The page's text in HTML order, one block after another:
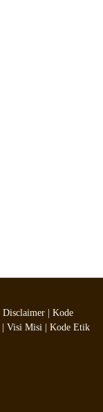
Disclaimer
Kode
Visi Misi
Kode Etik